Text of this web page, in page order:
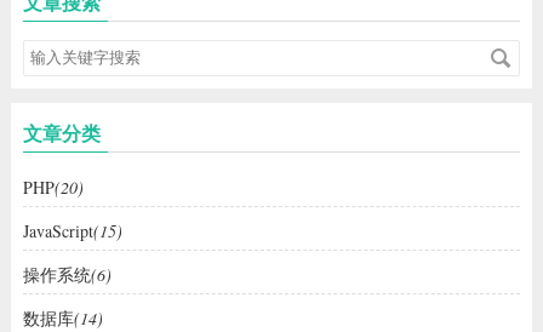
文章分类
PHP(20)
JavaScript(15)
操作系统(6)
数据库(14)